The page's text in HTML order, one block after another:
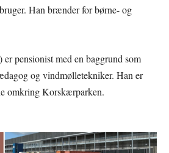
Han brænder for børne- og
pensionist med en baggrund som
og vindmølletekniker. Han er
omkring Korskærparken.